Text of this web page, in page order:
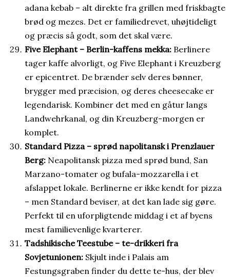
adana kebab – alt direkte fra grillen med friskbagte
brød og mezes. Det er familiedrevet, uhøjtideligt
og præcis så godt, som det skal være.
Five Elephant – Berlin-kaffens mekka: Berlinere
tager kaffe alvorligt, og Five Elephant i Kreuzberg
er epicentret. De brænder selv deres bønner,
brygger med præcision, og deres cheesecake er
legendarisk. Kombiner det med en gåtur langs
Landwehrkanal, og din Kreuzberg-morgen er
komplet.
Standard Pizza – sprød napolitansk i Prenzlauer
Berg: Neapolitansk pizza med sprød bund, San
Marzano-tomater og bufala-mozzarella i et
afslappet lokale. Berlinerne er ikke kendt for pizza
– men Standard beviser, at det kan lade sig gøre.
Perfekt til en uforpligtende middag i et af byens
mest familievenlige kvarterer.
Tadshikische Teestube – te-drikkeri fra
Sovjetunionen: Skjult inde i Palais am
Festungsgraben finder du dette te-hus, der blev